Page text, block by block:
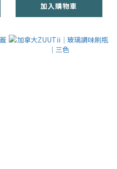
加入購物車